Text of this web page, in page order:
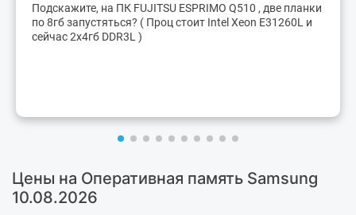
Подскажите, на ПК FUJITSU ESPRIMO Q510 , две планки
по 8гб запустяться? ( Проц стоит Intel Xeon E31260L и
сейчас 2х4гб DDR3L )
Цены на Оперативная память Samsung
10.08.2026